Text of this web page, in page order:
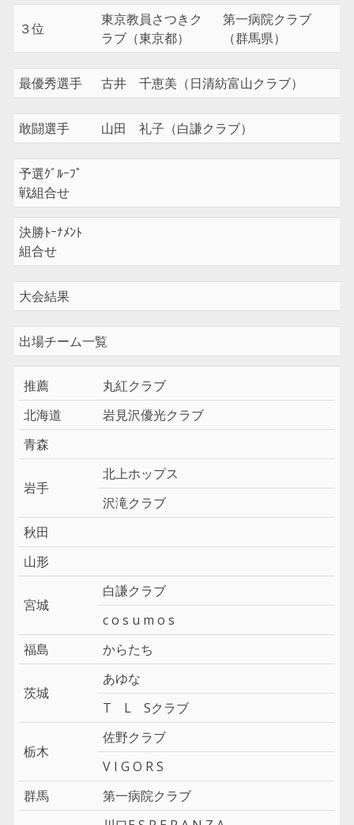
３位
東京教員さつきク
ラブ（東京都）
第一病院クラブ
（群馬県）
最優秀選手 古井 千恵美（日清紡富山クラブ）
敢闘選手 山田 礼子（白謙クラブ）
予選ｸﾞﾙｰﾌﾟ
戦組合せ
決勝ﾄｰﾅﾒﾝﾄ
組合せ
大会結果
出場チーム一覧
推薦
丸紅クラブ
北海道
岩見沢優光クラブ
青森
岩手
北上ホップス
沢滝クラブ
秋田
山形
宮城
白謙クラブ
c o s u m o s
福島
からたち
茨城
あゆな
T L Sクラブ
栃木
佐野クラブ
V I G O R S
群馬
第一病院クラブ